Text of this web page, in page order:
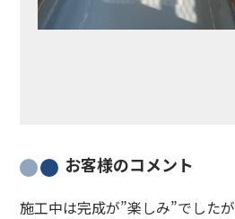
お客様のコメント
施工中は完成が”楽しみ”でしたが